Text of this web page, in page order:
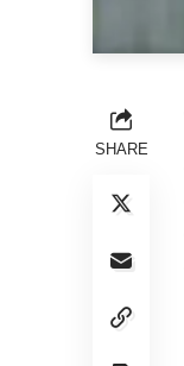
SHARE